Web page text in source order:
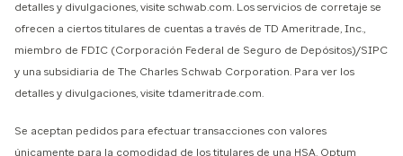
detalles y divulgaciones, visite schwab.com. Los servicios de corretaje se
ofrecen a ciertos titulares de cuentas a través de TD Ameritrade, Inc.,
miembro de FDIC (Corporación Federal de Seguro de Depósitos)/SIPC
y una subsidiaria de The Charles Schwab Corporation. Para ver los
detalles y divulgaciones, visite tdameritrade.com.
Se aceptan pedidos para efectuar transacciones con valores
únicamente para la comodidad de los titulares de una HSA. Optum